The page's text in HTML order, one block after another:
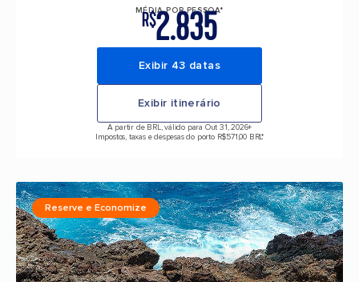
MÉDIA POR PESSOA*
R$2.835
Exibir 43 datas
Exibir itinerário
A partir de BRL, válido para Out 31, 2026+
Impostos, taxas e despesas do porto R$571,00 BRL*
Reserve e Economize